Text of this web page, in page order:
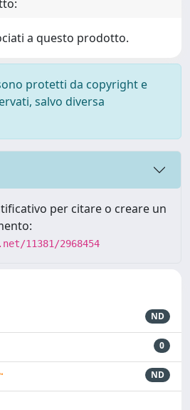
a questo prodotto.
protetti da copyright e
salvo diversa
per citare o creare un
11381/2968454
ND
0
ND